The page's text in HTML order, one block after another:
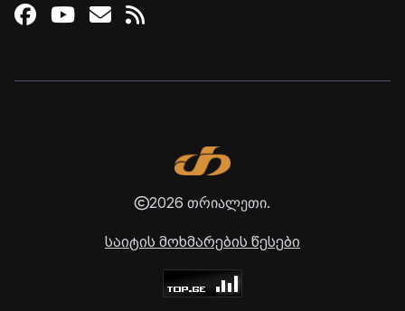
Facebook
Youtube
Email
RSS
2026 თრიალეთი.
საიტის მოხმარების წესები